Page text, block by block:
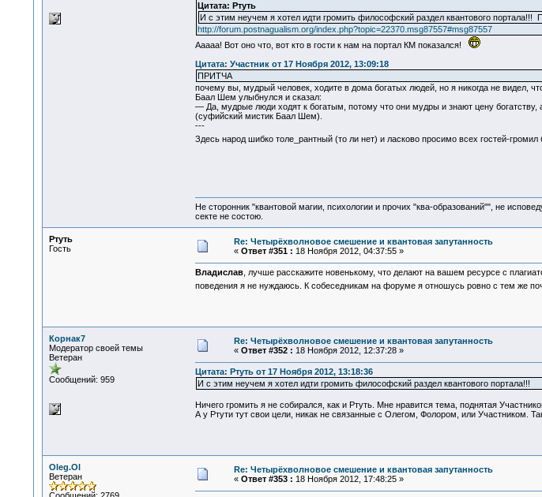
Цитата: Ртуть
И с этим неучем я хотел идти громить философский раздел квантового портала!!!
http://forum.postnagualism.org/index.php?topic=22370.msg87557#msg87557
Ааааа! Вот оно что, вот кто в гости к нам на портал КМ показался!
Цитата: Участник от 17 Ноября 2012, 13:09:18
ПРИТЧА
почему вы, мудрый человек, ходите в дома богатых людей, но я никогда не видел,
Баал Шем улыбнулся и сказал:
— Да, мудрые люди ходят к богатым, потому что они мудры и знают цену
(суфийский мистик Баал Шем).
---
Здесь народ шибко толе_рантный (то ли нет) и ласково просимо всех гостей-
Не сторонник "квантовой магии, психологии и прочих "ква-образований"", не
секте не состою.
Ртуть
Гость
Re: Четырёхволновое смешение и квантовая запутанность
« Ответ #351 : 18 Ноября 2012, 04:37:55 »
Владислав, лучше расскажите новенькому, что делают на вашем ресурсе с
поведения я не нуждаюсь. К собеседникам на форуме я отношусь ровно с тем же
Корнак7
Модератор своей темы
Ветеран
Сообщений: 959
Re: Четырёхволновое смешение и квантовая запутанность
« Ответ #352 : 18 Ноября 2012, 12:37:28 »
Цитата: Ртуть от 17 Ноября 2012, 13:18:36
И с этим неучем я хотел идти громить философский раздел квантового портала!!!
Ничего громить я не собирался, как и Ртуть. Мне нравится тема, поднятая
А у Ртути тут свои цели, никак не связанные с Олегом, Фолором, или Участником.
Oleg.Ol
Ветеран
Re: Четырёхволновое смешение и квантовая запутанность
« Ответ #353 : 18 Ноября 2012, 17:48:25 »